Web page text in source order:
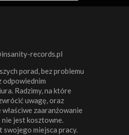
records.pl
porad, bez problemu
odpowiednim
Radzimy, na które
uwagę, oraz
właściwe zaaranżowanie
nie jest kosztowne.
swojego miejsca pracy.